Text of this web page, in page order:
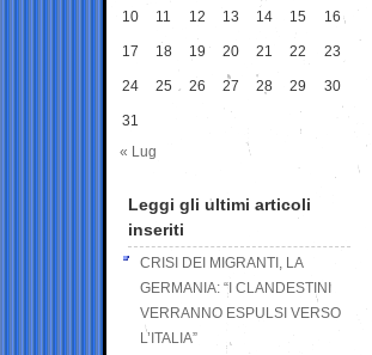
10 11 12 13 14 15 16
17 18 19 20 21 22 23
24 25 26 27 28 29 30
31
« Lug
Leggi gli ultimi articoli
inseriti
CRISI DEI MIGRANTI, LA
GERMANIA: “I CLANDESTINI
VERRANNO ESPULSI VERSO
L’ITALIA”